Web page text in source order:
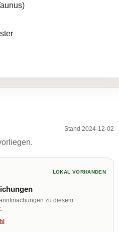
Stand 2024-12-02
LOKAL VORHANDEN
zu diesem